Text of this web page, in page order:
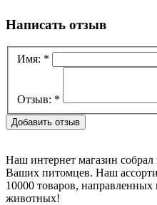
Написать отзыв
Имя: *
Отзыв: *
Наш интернет магазин собрал
Ваших питомцев. Наш
10000 товаров,
животных!